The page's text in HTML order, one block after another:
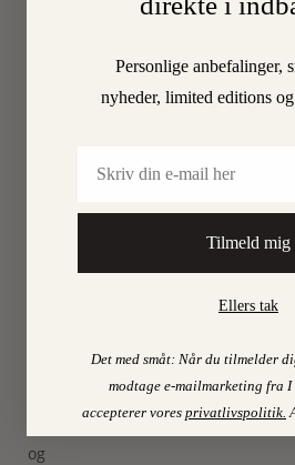
og
Personlige anbefalinger,
nyheder, limited editions
Tilmeld mig
Ellers tak
Det med småt: Når du tilmelder
modtage e-mailmarketing fra I
accepterer vores privatlivspolitik